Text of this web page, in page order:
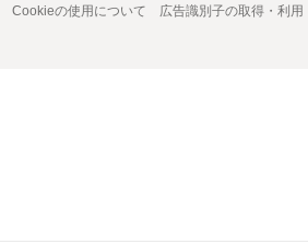
Cookieの使用について 広告識別子の取得・利用